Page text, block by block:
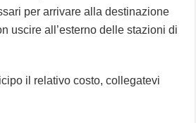
per arrivare alla destinazione
uscire all’esterno delle stazioni di
il relativo costo, collegatevi